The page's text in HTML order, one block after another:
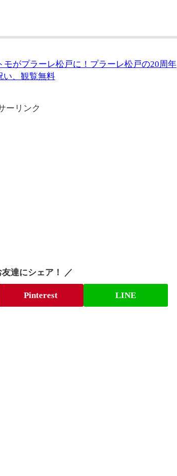
モがプラーレ松戸に！プラーレ松戸の20周年
い、観覧無料
ーリンク
達にシェア！ ／
Pinterest LINE